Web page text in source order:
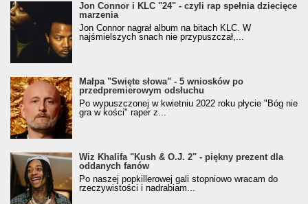
Jon Connor i KLC "24" - czyli rap spełnia dziecięce
marzenia
Jon Connor nagrał album na bitach KLC. W
najśmielszych snach nie przypuszczał,...
Małpa "Święte słowa" - 5 wniosków po
przedpremierowym odsłuchu
Po wypuszczonej w kwietniu 2022 roku płycie "Bóg nie
gra w kości" raper z...
Wiz Khalifa "Kush & O.J. 2" - piękny prezent dla
oddanych fanów
Po naszej popkillerowej gali stopniowo wracam do
rzeczywistości i nadrabiam...